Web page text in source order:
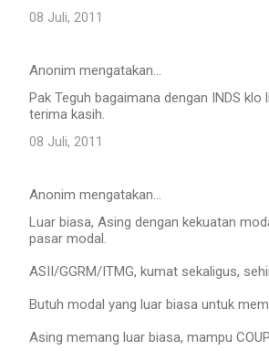
08 Juli, 2011
Anonim mengatakan…
Pak Teguh bagaimana dengan INDS
terima kasih.
08 Juli, 2011
Anonim mengatakan…
Luar biasa, Asing dengan kekuatan
pasar modal.
ASII/GGRM/ITMG, kumat sekaligus,
Butuh modal yang luar biasa untuk
Asing memang luar biasa, mampu